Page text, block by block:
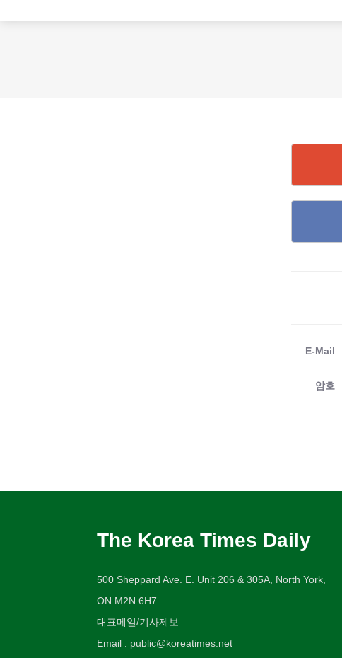
E-Mail
암호
The Korea Times Daily
500 Sheppard Ave. E. Unit 206 & 305A, North York,
ON M2N 6H7
대표메일/기사제보
Email : public@koreatimes.net